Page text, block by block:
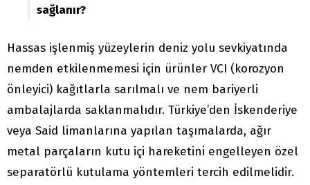
sağlanır?
Hassas işlenmiş yüzeylerin deniz yolu sevkiyatında
nemden etkilenmemesi için ürünler VCI (korozyon
önleyici) kağıtlarla sarılmalı ve nem bariyerli
ambalajlarda saklanmalıdır. Türkiye’den İskenderiye
veya Said limanlarına yapılan taşımalarda, ağır
metal parçaların kutu içi hareketini engelleyen özel
separatörlü kutulama yöntemleri tercih edilmelidir.